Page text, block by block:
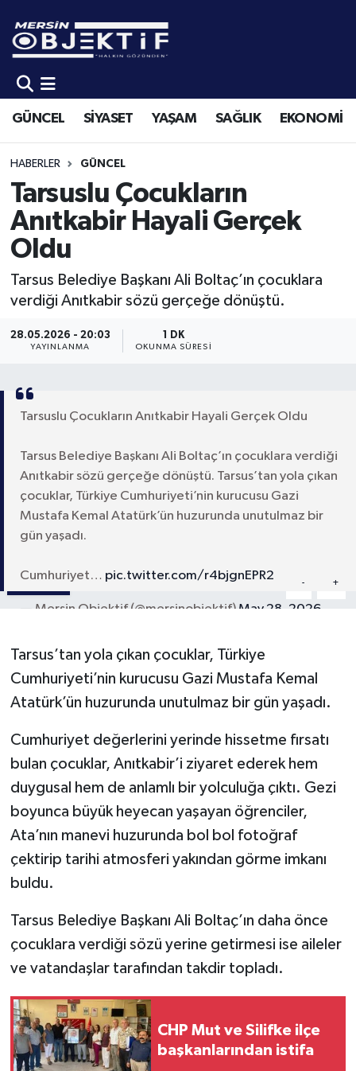
GÜNCEL SİYASET YAŞAM SAĞLIK EKONOMİ
HABERLER GÜNCEL
Tarsuslu Çocukların
Anıtkabir Hayali Gerçek
Oldu
Tarsus Belediye Başkanı Ali Boltaç’ın çocuklara
verdiği Anıtkabir sözü gerçeğe dönüştü.
28.05.2026 - 20:03
YAYINLANMA
1 DK
OKUNMA SÜRESI
Tarsuslu Çocukların Anıtkabir Hayali Gerçek Oldu
Tarsus Belediye Başkanı Ali Boltaç’ın çocuklara verdiği
Anıtkabir sözü gerçeğe dönüştü. Tarsus’tan yola çıkan
çocuklar, Türkiye Cumhuriyeti’nin kurucusu Gazi
Mustafa Kemal Atatürk’ün huzurunda unutulmaz bir
gün yaşadı.
Cumhuriyet… pic.twitter.com/r4bjgnEPR2
— Mersin Objektif (@mersinobjektif) May 28, 2026
Paylaş - +
Tarsus’tan yola çıkan çocuklar, Türkiye
Cumhuriyeti’nin kurucusu Gazi Mustafa Kemal
Atatürk’ün huzurunda unutulmaz bir gün yaşadı.
Cumhuriyet değerlerini yerinde hissetme fırsatı
bulan çocuklar, Anıtkabir’i ziyaret ederek hem
duygusal hem de anlamlı bir yolculuğa çıktı. Gezi
boyunca büyük heyecan yaşayan öğrenciler,
Ata’nın manevi huzurunda bol bol fotoğraf
çektirip tarihi atmosferi yakından görme imkanı
buldu.
Tarsus Belediye Başkanı Ali Boltaç’ın daha önce
çocuklara verdiği sözü yerine getirmesi ise aileler
ve vatandaşlar tarafından takdir topladı.
CHP Mut ve Silifke ilçe
başkanlarından istifa
GÜNCEL
SİYASET
YAŞAM
SAĞLIK
EKONOMİ
KÜLTÜR-SANAT
EĞİTİM
Mersin Hava Durumu
Mersin Trafik Yoğunluk Haritası
Süper Lig Puan Durumu ve Fikstür
Tüm Manşetler
Son Dakika Haberleri